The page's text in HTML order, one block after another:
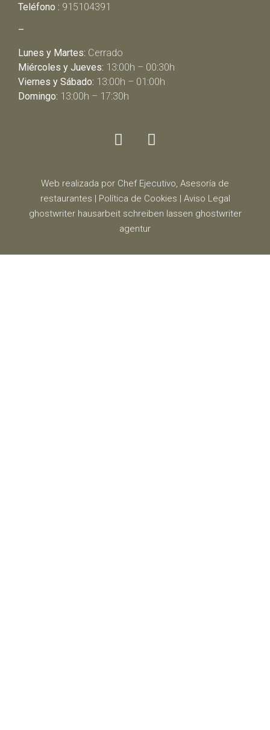
Teléfono : 915104391
–
Lunes y Martes: Cerrado
Miércoles y Jueves: 13:00h – 00:30h
Viernes y Sábado: 13:00h – 01:00h
Domingo: 13:00h – 17:30h
Web realizada por Chef Ejecutivo, Asesoría de
restaurantes | Política de Cookies | Aviso Legal
ghostwriter hausarbeit schreiben lassen ghostwriter
agentur